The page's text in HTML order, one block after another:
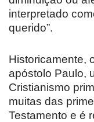
interpretado
querido”.
Historicamente,
apóstolo Paulo,
Cristianismo
muitas das
Testamento e é